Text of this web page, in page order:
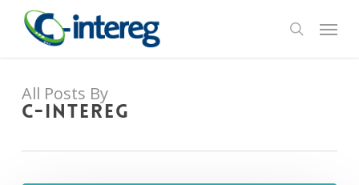
search
Menu
All Posts By
C-Intereg